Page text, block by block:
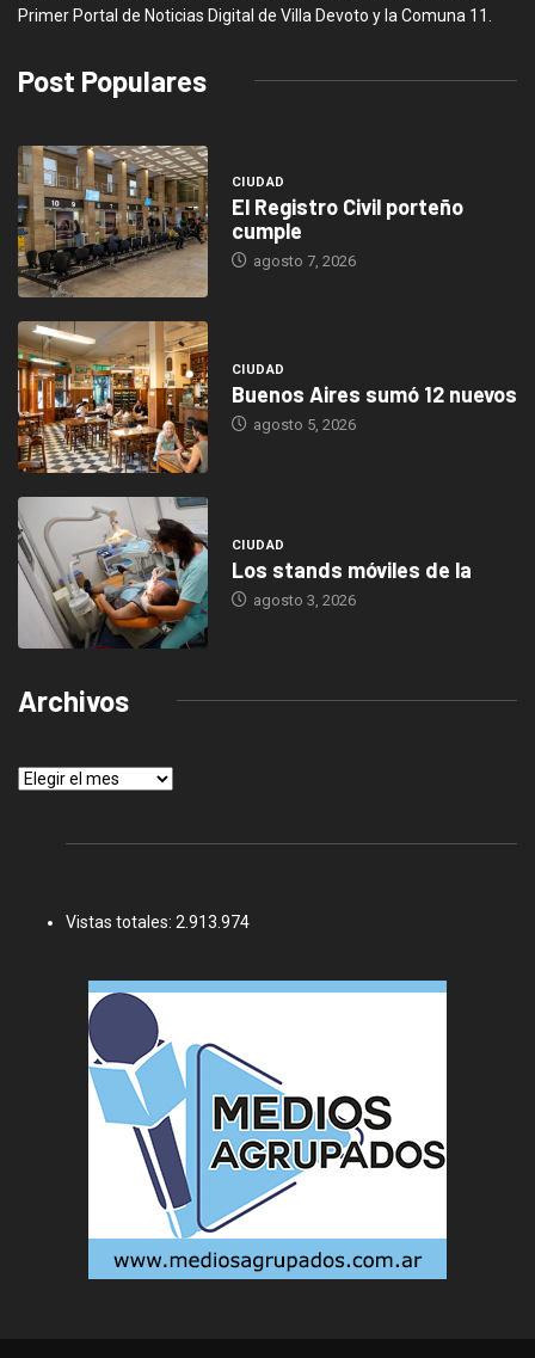
Primer Portal de Noticias Digital de Villa Devoto y la Comuna 11.
Post Populares
CIUDAD
El Registro Civil porteño
cumple
agosto 7, 2026
CIUDAD
Buenos Aires sumó 12 nuevos
agosto 5, 2026
CIUDAD
Los stands móviles de la
agosto 3, 2026
Archivos
Archivos
Vistas totales: 2.913.974